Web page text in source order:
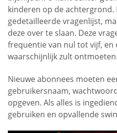
kinderen op de achtergrond.
gedetailleerde vragenlijst,
deze over te slaan. Deze
frequentie van nul tot vijf, en
waarschijnlijk zult ontmoeten.
Nieuwe abonnees moeten
gebruikersnaam,
opgeven. Als alles is
gebruiken en opvallende